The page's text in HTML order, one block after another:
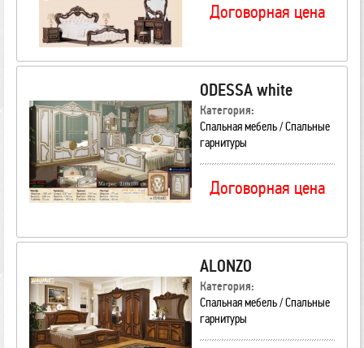
Договорная цена
ODESSA white
Категория:
Спальная мебель / Спальные
гарнитуры
Договорная цена
ALONZO
Категория:
Спальная мебель / Спальные
гарнитуры